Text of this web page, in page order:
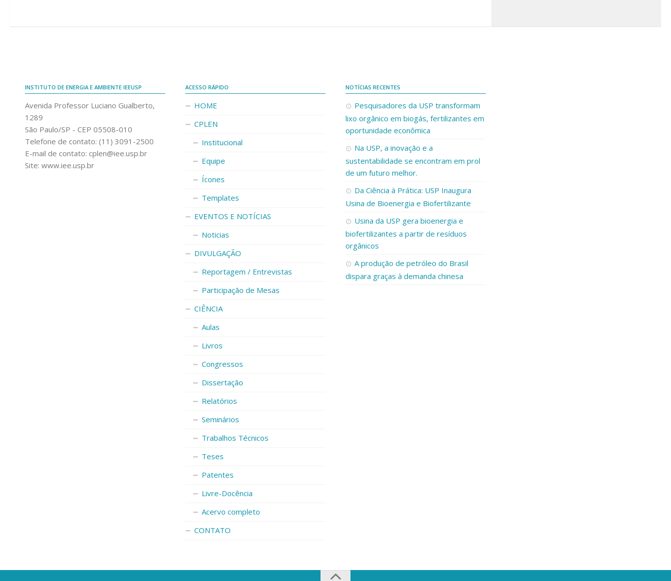
INSTITUTO DE ENERGIA E AMBIENTE IEEUSP
Avenida Professor Luciano Gualberto,
1289
São Paulo/SP - CEP 05508-010
Telefone de contato: (11) 3091-2500
E-mail de contato: cplen@iee.usp.br
Site: www.iee.usp.br
ACESSO RÁPIDO
HOME
CPLEN
Institucional
Equipe
Ícones
Templates
EVENTOS E NOTÍCIAS
Noticias
DIVULGAÇÃO
Reportagem / Entrevistas
Participação de Mesas
CIÊNCIA
Aulas
Livros
Congressos
Dissertação
Relatórios
Seminários
Trabalhos Técnicos
Teses
Patentes
Livre-Docência
Acervo completo
CONTATO
NOTÍCIAS RECENTES
Pesquisadores da USP transformam
lixo orgânico em biogás, fertilizantes em
oportunidade econômica
Na USP, a inovação e a
sustentabilidade se encontram em prol
de um futuro melhor.
Da Ciência à Prática: USP Inaugura
Usina de Bioenergia e Biofertilizante
Usina da USP gera bioenergia e
biofertilizantes a partir de resíduos
orgânicos
A produção de petróleo do Brasil
dispara graças à demanda chinesa